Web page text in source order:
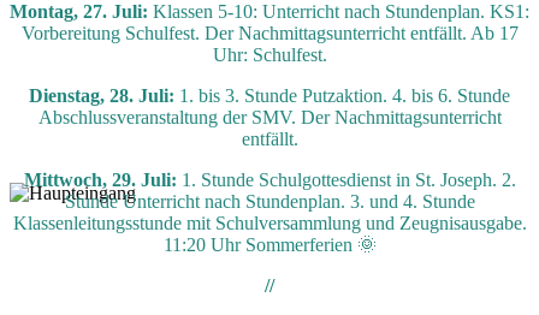
Montag, 27. Juli: Klassen 5-10: Unterricht nach Stundenplan. KS1:
Vorbereitung Schulfest. Der Nachmittagsunterricht entfällt. Ab 17
Uhr: Schulfest.
Dienstag, 28. Juli: 1. bis 3. Stunde Putzaktion. 4. bis 6. Stunde
Abschlussveranstaltung der SMV. Der Nachmittagsunterricht
entfällt.
Mittwoch, 29. Juli: 1. Stunde Schulgottesdienst in St. Joseph. 2.
Stunde Unterricht nach Stundenplan. 3. und 4. Stunde
Klassenleitungsstunde mit Schulversammlung und Zeugnisausgabe.
11:20 Uhr Sommerferien 🌞
//